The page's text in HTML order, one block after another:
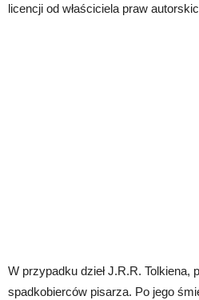
licencji od właściciela praw
W przypadku dzieł J.R.R. Tolkiena,
spadkobierców pisarza. Po jego